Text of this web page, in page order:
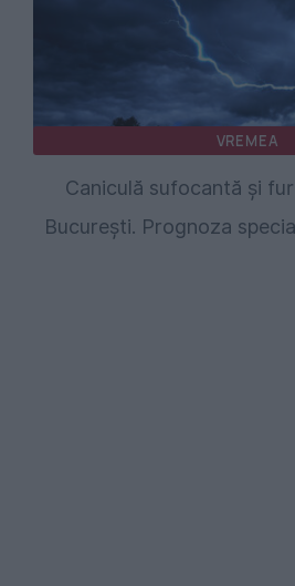
VREMEA
Caniculă sufocantă și
București. Prognoza